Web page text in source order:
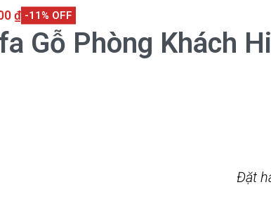
₫ -11% OFF
Gỗ Phòng Khách
Đặt